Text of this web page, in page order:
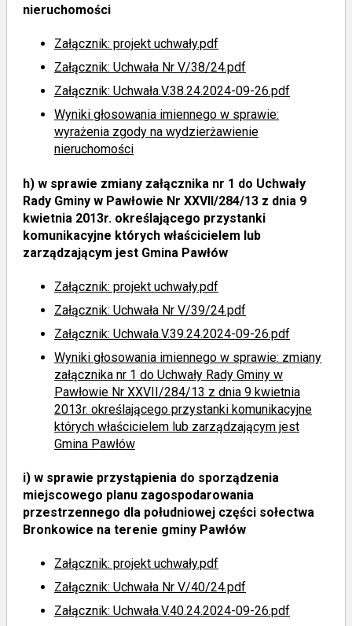
nieruchomości
Załącznik: projekt uchwały.pdf
Załącznik: Uchwała Nr V/38/24.pdf
Załącznik: Uchwała.V.38.24.2024-09-26.pdf
Wyniki głosowania imiennego w sprawie:
wyrażenia zgody na wydzierżawienie
nieruchomości
h) w sprawie zmiany załącznika nr 1 do Uchwały
Rady Gminy w Pawłowie Nr XXVII/284/13 z dnia 9
kwietnia 2013r. określającego przystanki
komunikacyjne których właścicielem lub
zarządzającym jest Gmina Pawłów
Załącznik: projekt uchwały.pdf
Załącznik: Uchwała Nr V/39/24.pdf
Załącznik: Uchwała.V.39.24.2024-09-26.pdf
Wyniki głosowania imiennego w sprawie: zmiany
załącznika nr 1 do Uchwały Rady Gminy w
Pawłowie Nr XXVII/284/13 z dnia 9 kwietnia
2013r. określającego przystanki komunikacyjne
których właścicielem lub zarządzającym jest
Gmina Pawłów
i) w sprawie przystąpienia do sporządzenia
miejscowego planu zagospodarowania
przestrzennego dla południowej części sołectwa
Bronkowice na terenie gminy Pawłów
Załącznik: projekt uchwały.pdf
Załącznik: Uchwała Nr V/40/24.pdf
Załącznik: Uchwała.V.40.24.2024-09-26.pdf